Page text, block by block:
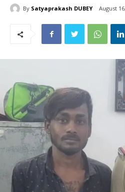
By Satyaprakash DUBEY August